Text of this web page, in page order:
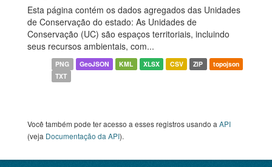
Esta página contém os dados agregados das Unidades
de Conservação do estado: As Unidades de
Conservação (UC) são espaços territoriais, incluindo
seus recursos ambientais, com...
PNG GeoJSON KML XLSX CSV ZIP
topojson
TXT
Você também pode ter acesso a esses registros usando a API
(veja Documentação da API).